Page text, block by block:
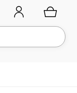
Rechercher